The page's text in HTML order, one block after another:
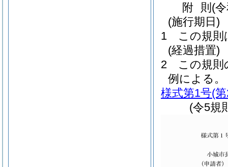
附 則 (
(施行期日)
1
この規則
(経過措置)
2
この規則
例による。
様式第1号(
(令5規